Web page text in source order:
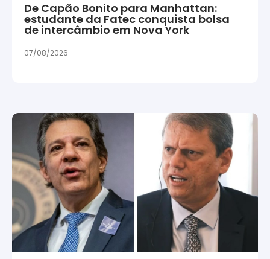
De Capão Bonito para Manhattan:
estudante da Fatec conquista bolsa
de intercâmbio em Nova York
07/08/2026